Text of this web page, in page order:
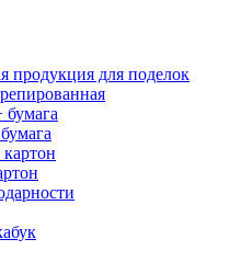
продукция для поделок
бумага